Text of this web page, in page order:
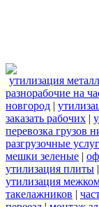
утилизация
разнорабочие на
новгород |
заказать рабочих |
перевозка грузов
разгрузочные
мешки зеленые |
утилизация плиты |
утилизация
такелажников |